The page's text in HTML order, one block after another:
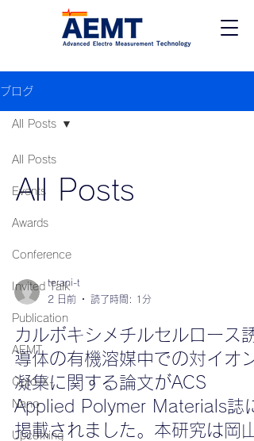
ブログ
All Posts
Events
Awards
Conference
Invited Talk
Publication
AEMT
Opto-X-
Nano
Upcoming
All Posts
All Posts
terani-t
2 日前
読了時間: 1分
カルボキシメチルセルロース誘
導体の有機溶媒中での対イオン
凝集に関する論文がACS
Applied Polymer Materials誌に
掲載されました。本研究は岡山